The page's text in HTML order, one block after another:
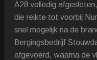
A28 volledig
die reikte tot voorbij
snel mogelijk na de
Bergingsbedrijf
afgevoerd, waarna de